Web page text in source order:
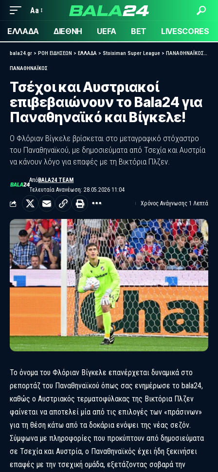
Aa
ΕΛΛΑΔΑ ΔΙΕΘΝΗ UEFA BET LIVESCORES
bala24.gr > ΡΟΗ ΕΙΔΗΣΕΩΝ > ΕΛΛΑΔΑ > Stoiximan Super League > ΠΑΝΑΘΗΝΑΪΚΟΣ>
ΠΑΝΑΘΗΝΑΪΚΟΣ
Τσέχοι και Αυστριακοί
επιβεβαιώνουν το Bala24 για
Παναθηναϊκό και Βίγκελε!
Ο Φλόριαν Βίγκελε βρίσκεται στο μεταγραφικό στόχαστρο
του Παναθηναϊκού, με δημοσιεύματα από Τσεχία και Αυστρία
να κάνουν λόγο για επαφές με τη Βικτόρια Πλζεν.
Τελευταία Ανανέωση: 28.05.2026 11:04
ΑπόBALA24 TEAM
Χρόνος Ανάγνωσης 1 Λεπτά
Το όνομα του Φλόριαν Βίγκελε επανέρχεται δυναμικά στο
ρεπορτάζ του Παναθηναϊκού όπως σας ενημέρωσε το bala24,
καθώς ο Αυστριακός τερματοφύλακας της Βικτόρια Πλζεν
φαίνεται να αποτελεί μία από τις επιλογές των «πράσινων»
για τη θέση κάτω από τα δοκάρια ενόψει της νέας σεζόν.
Σύμφωνα με πληροφορίες που προκύπτουν από δημοσιεύματα
σε Τσεχία και Αυστρία, ο Παναθηναϊκός έχει ήδη ξεκινήσει
επαφές με την τσεχική ομάδα, εξετάζοντας σοβαρά την